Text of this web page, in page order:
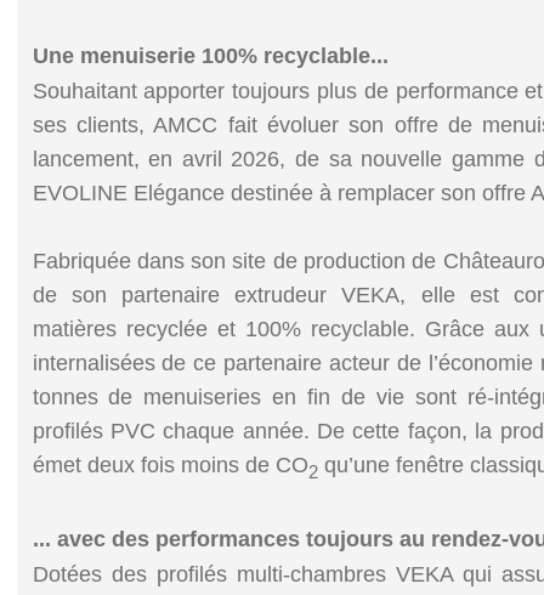
Une menuiserie 100% recyclable...
Souhaitant apporter toujours plus de performance
ses clients, AMCC fait évoluer son offre de
lancement, en avril 2026, de sa nouvelle gamme
EVOLINE Elégance destinée à remplacer son offre
Fabriquée dans son site de production de
de son partenaire extrudeur VEKA, elle est
matières recyclée et 100% recyclable. Grâce aux
internalisées de ce partenaire acteur de l’économie
tonnes de menuiseries en fin de vie sont ré-
profilés PVC chaque année. De cette façon, la
émet deux fois moins de CO2qu’une fenêtre
... avec des performances toujours au rendez-
Dotées des profilés multi-chambres VEKA qui